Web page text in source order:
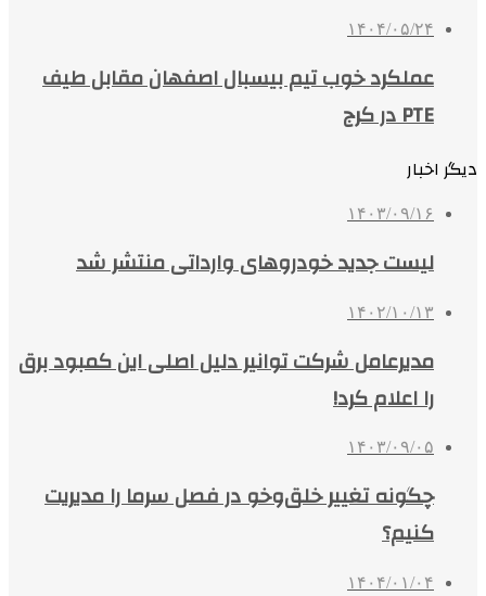
۱۴۰۴/۰۵/۲۴
عملکرد خوب تیم بیسبال اصفهان مقابل طیف
PTE در کرج
دیگر اخبار
۱۴۰۳/۰۹/۱۶
لیست جدید خودروهای وارداتی منتشر شد
۱۴۰۲/۱۰/۱۳
مدیرعامل شرکت توانیر دلیل اصلی این کمبود برق
را اعلام کرد!
۱۴۰۳/۰۹/۰۵
چگونه تغییر خلق‌وخو در فصل سرما را مدیریت
کنیم؟
۱۴۰۴/۰۱/۰۴